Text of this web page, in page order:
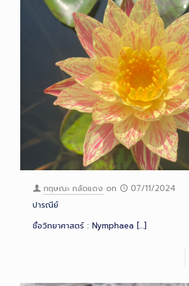
กฤษณะ กลัดแดง on
07/11/2024
ปารณีย์
ชื่อวิทยาศาสตร์ : Nymphaea […]